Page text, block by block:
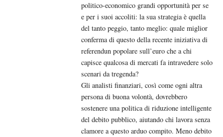
politico-economico grandi opportunità per se
e per i suoi accoliti: la sua strategia è quella
del tanto peggio, tanto meglio: quale miglior
conferma di questo della recente iniziativa di
referendun popolare sull’euro che a chi
capisce qualcosa di mercati fa intravedere solo
scenari da tregenda?
Gli analisti finanziari, così come ogni altra
persona di buona volontà, dovrebbero
sostenere una politica di riduzione intelligente
del debito pubblico, aiutando chi lavora senza
clamore a questo arduo compito. Meno debito